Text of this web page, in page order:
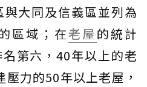
大同及信義區並列為
區域；在老屋 的統計
第六，40年以上的老
力的50年以上老屋，